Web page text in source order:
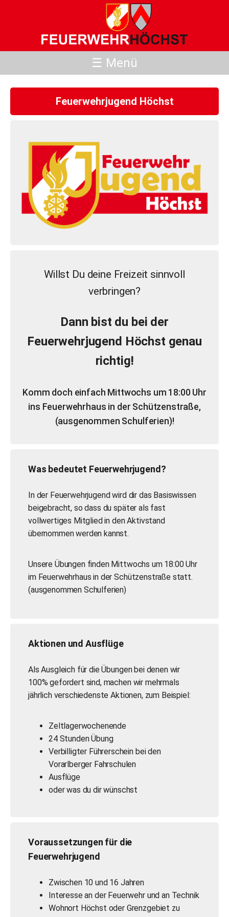
☰ Menü
Feuerwehrjugend Höchst
Willst Du deine Freizeit sinnvoll
verbringen?
Dann bist du bei der
Feuerwehrjugend Höchst genau
richtig!
Komm doch einfach Mittwochs um 18:00 Uhr
ins Feuerwehrhaus in der Schützenstraße,
(ausgenommen Schulferien)!
Was bedeutet Feuerwehrjugend?
In der Feuerwehrjugend wird dir das Basiswissen
beigebracht, so dass du später als fast
vollwertiges Mitglied in den Aktivstand
übernommen werden kannst.
Unsere Übungen finden Mittwochs um 18:00 Uhr
im Feuerwehrhaus in der Schützenstraße statt.
(ausgenommen Schulferien)
Aktionen und Ausflüge
Als Ausgleich für die Übungen bei denen wir
100% gefordert sind, machen wir mehrmals
jährlich verschiedenste Aktionen, zum Beispiel:
Zeltlagerwochenende
24 Stunden Übung
Verbilligter Führerschein bei den
Vorarlberger Fahrschulen
Ausflüge
oder was du dir wünschst
Voraussetzungen für die
Feuerwehrjugend
Zwischen 10 und 16 Jahren
Interesse an der Feuerwehr und an Technik
Wohnort Höchst oder Grenzgebiet zu